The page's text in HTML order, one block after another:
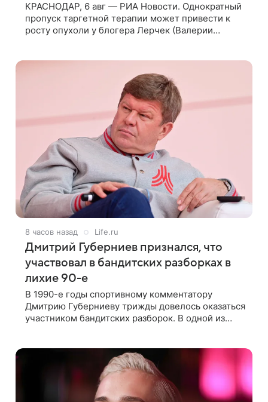
КРАСНОДАР, 6 авг — РИА Новости. Однократный
пропуск таргетной терапии может привести к
росту опухоли у блогера Лерчек (Валерии
8 часов назад Life.ru
Дмитрий Губерниев признался, что
участвовал в бандитских разборках в
лихие 90-е
В 1990-е годы спортивному комментатору
Дмитрию Губерниеву трижды довелось оказаться
участником бандитских разборок. В одной из